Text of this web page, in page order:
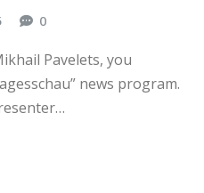
0
Pavelets, you
news program.